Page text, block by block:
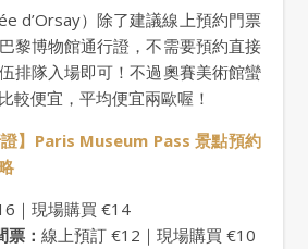
d’Orsay）除了建議線上預約門票
黎博物館通行證，不需要預約直接
排隊入場即可！不過奧賽美術館蠻
較便宜，平均便宜兩歐喔！
證】Paris Museum Pass 景點預約
｜現場購買 €14
： 線上預訂 €12｜現場購買 €10